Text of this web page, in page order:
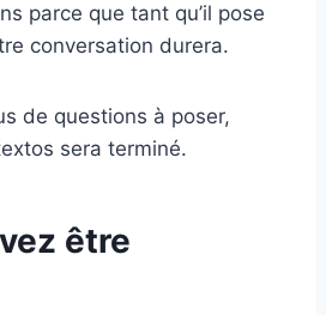
parce que tant qu’il pose
conversation durera.
de questions à poser,
sera terminé.
être